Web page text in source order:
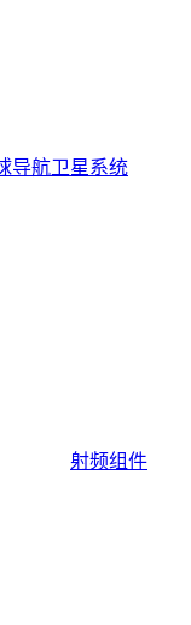
导航卫星系统
射频组件